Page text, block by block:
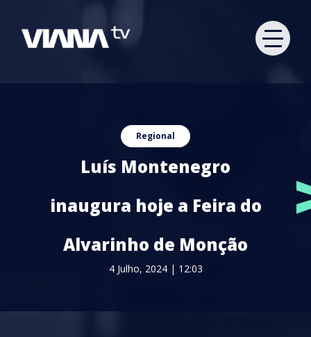
Regional
Luís Montenegro
inaugura hoje a Feira do
Alvarinho de Monção
4 Julho, 2024 | 12:03